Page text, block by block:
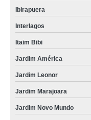
Ibirapuera
Interlagos
Itaim Bibi
Jardim América
Jardim Leonor
Jardim Marajoara
Jardim Novo Mundo